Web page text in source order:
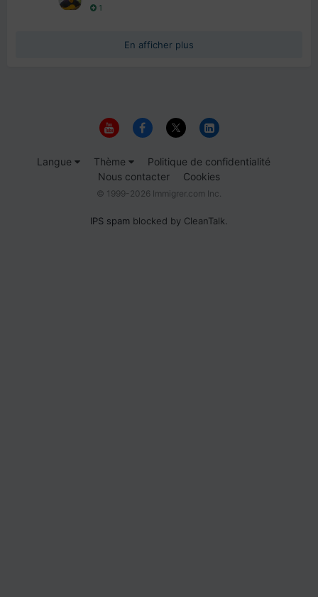
1
En afficher plus
Langue Thème
Politique de confidentialité
Nous contacter
Cookies
© 1999-2026 Immigrer.com Inc.
IPS spam blocked by CleanTalk.